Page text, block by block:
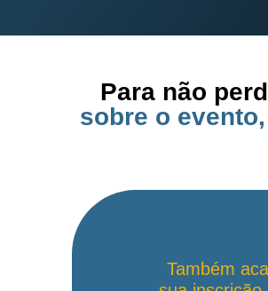
Para não
sobre o
Também